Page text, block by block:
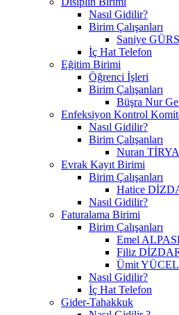
Nasıl Gidilir?
Birim Çalışanları
Saniye
İç Hat Telefon
Eğitim Birimi
Öğrenci İşleri
Birim Çalışanları
Büşra Nur
Enfeksiyon Kontrol
Nasıl Gidilir?
Birim Çalışanları
Nuran
Evrak Kayıt Birimi
Birim Çalışanları
Hatice
Nasıl Gidilir?
Faturalama Birimi
Birim Çalışanları
Emel
Filiz
Ümit YÜCEL
Nasıl Gidilir?
İç Hat Telefon
Gider-Tahakkuk